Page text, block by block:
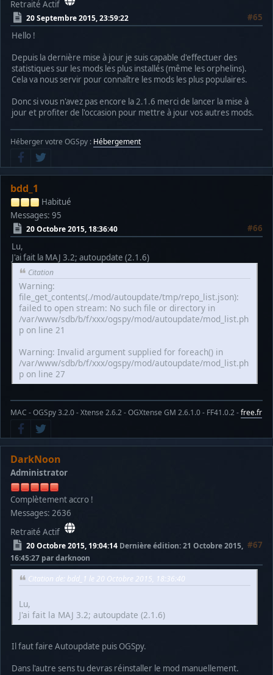
Retraité Actif
20 Septembre 2015, 23:59:22
#65
Hello !
Depuis la dernière mise à jour je suis capable d'effectuer des
statistiques sur les mods les plus installés (même les orphelins).
Cela va nous servir pour connaître les mods les plus populaires.
Donc si vous n'avez pas encore la 2.1.6 merci de lancer la mise à
jour et profiter de l'occasion pour mettre à jour vos autres mods.
Héberger votre OGSpy : Hébergement
bdd_1
Habitué
Messages: 95
20 Octobre 2015, 18:36:40
#66
Lu,
J'ai fait la MAJ 3.2; autoupdate (2.1.6)
Citation
Warning:
file_get_contents(./mod/autoupdate/tmp/repo_list.json):
failed to open stream: No such file or directory in
/var/www/sdb/b/f/xxx/ogspy/mod/autoupdate/mod_list.ph
p on line 21
Warning: Invalid argument supplied for foreach() in
/var/www/sdb/b/f/xxx/ogspy/mod/autoupdate/mod_list.ph
p on line 27
MAC - OGSpy 3.2.0 - Xtense 2.6.2 - OGXtense GM 2.6.1.0 - FF41.0.2 -free.fr
DarkNoon
Administrator
Complètement accro !
Messages: 2636
Retraité Actif
20 Octobre 2015, 19:04:14 #67
Dernière édition: 21 Octobre 2015,
16:45:27 par darknoon
Citation de: bdd_1 le 20 Octobre 2015, 18:36:40
Lu,
J'ai fait la MAJ 3.2; autoupdate (2.1.6)
Il faut faire Autoupdate puis OGSpy.
Dans l'autre sens tu devras réinstaller le mod manuellement.